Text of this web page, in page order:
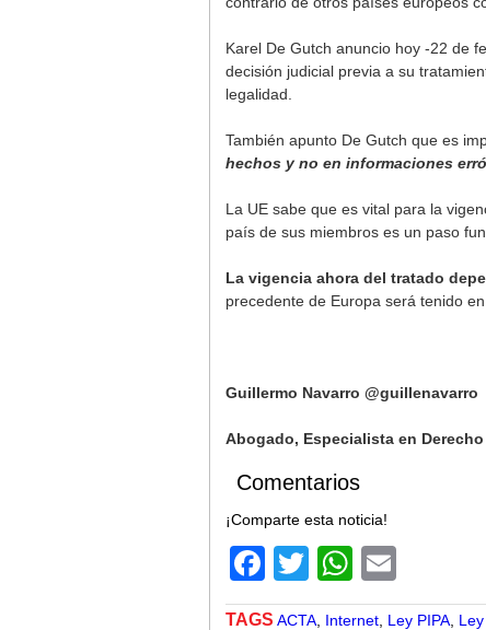
Karel De Gutch anuncio hoy -22 de
decisión judicial previa a su
legalidad.
También apunto De Gutch que es
hechos y no en informaciones
La UE sabe que es vital para la
país de sus miembros es un paso
La vigencia ahora del tratado
precedente de Europa será tenido
Guillermo Navarro @guillenavarro
Abogado, Especialista en
Comentarios
¡Comparte esta noticia!
Facebook
Twitter
TAGS ACTA Internet Ley PIPA